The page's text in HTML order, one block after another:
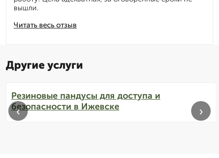
Читать весь отзыв
вышли.
Другие услуги
Резиновые пандусы для доступа и
безопасности в Ижевске
‹ ›